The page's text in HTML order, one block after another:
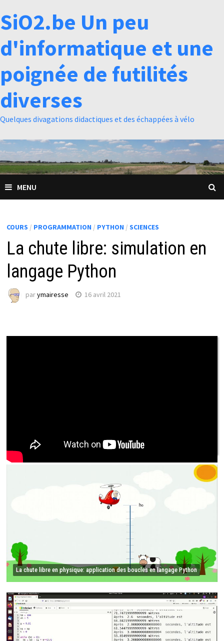
au
contenu
SiO2.be Un peu
d'informatique et une
poignée de futilités
diverses
Quelques divagations didactiques et des échappées à vélo
MENU
COURS / PROGRAMMATION / PYTHON / SCIENCES
La chute libre: simulation en
langage Python
parymairesse 16 avril 2021
La chute libre en physique: application des boucles en langage Python